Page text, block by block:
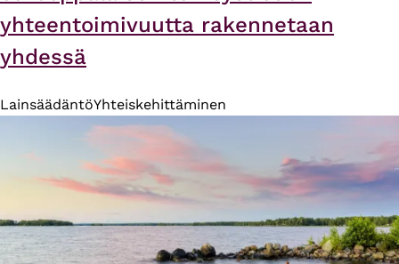
yhteentoimivuutta rakennetaan
yhdessä
LainsäädäntöYhteiskehittäminen